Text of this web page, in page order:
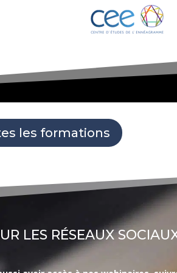
les formations
LES RÉSEAUX